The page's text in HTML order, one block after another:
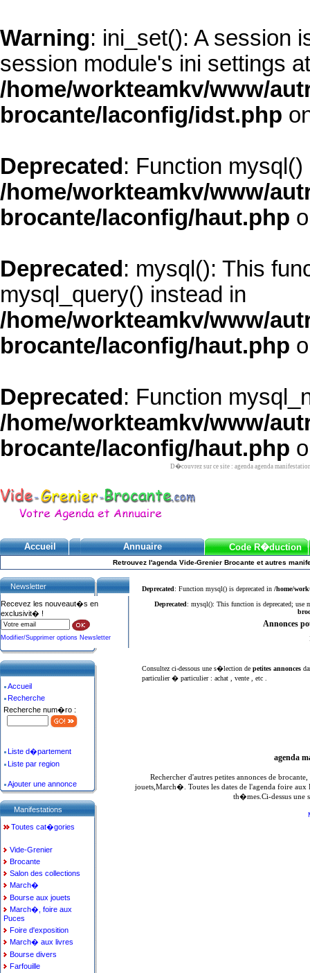
Warning: ini_set(): A session
session module's ini settings
/home/workteamkv/www/
brocante/laconfig/idst.php
Deprecated : Function
/home/workteamkv/www/
brocante/laconfig/haut.php
Deprecated : mysql(): This
mysql_query() instead in
/home/workteamkv/www/
brocante/laconfig/haut.php
Deprecated : Function
/home/workteamkv/www/
brocante/laconfig/haut.php
D�couvrez sur ce site : agenda agenda
Accueil Annuaire Code R�duction
Retrouvez l'agenda Vide-Grenier Brocante et autres
Deprecated: Function mysql() is deprecated in /home/
Deprecated: mysql(): This function is deprecated; use
Annonces
Consultez ci-dessous une s�lection de petites annonces
particulier � particulier : achat , vente , etc .
agenda
Rechercher d'autres petites annonces de
jouets,March�. Toutes les dates de l'agenda foire
th�mes.Ci-dessus
Newsletter
Recevez les nouveaut�s en
exclusivit� !
Modifier/Supprimer options Newsletter
Accueil
Recherche
Recherche num�ro :
Liste d�partement
Liste par region
Ajouter une annonce
Manifestations
Toutes cat�gories
Vide-Grenier
Brocante
Salon des collections
March�
Bourse aux jouets
March�, foire aux
Puces
Foire d'exposition
March� aux livres
Bourse divers
Farfouille